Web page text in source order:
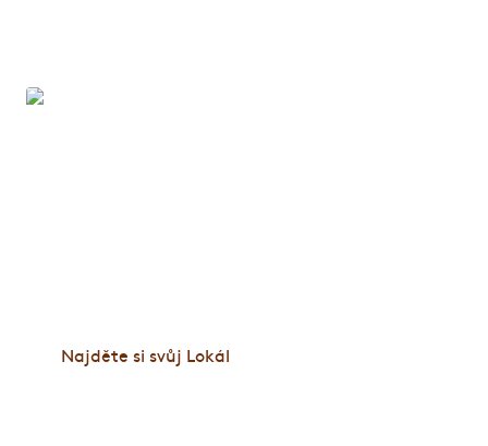
Najděte si svůj Lokál